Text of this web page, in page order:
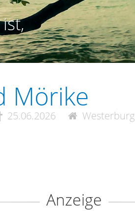
Mörike
25.06.2026 Westerburg
Anzeige